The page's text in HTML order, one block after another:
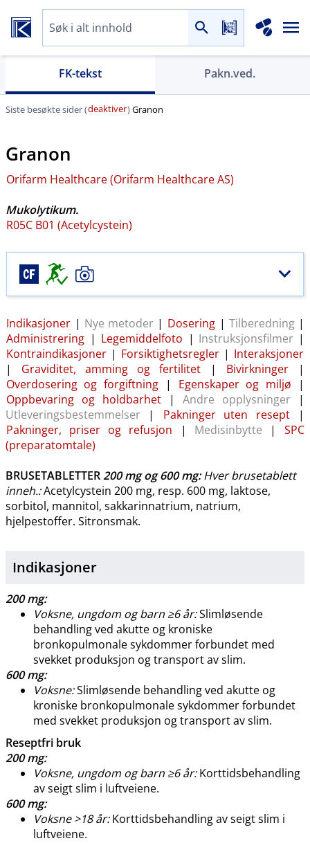
FK-tekst Pakn.ved.
Siste besøkte sider (deaktiver)Granon
Granon
Orifarm Healthcare (Orifarm Healthcare AS)
Mukolytikum.
R05C B01 (Acetylcystein)
Indikasjoner | Nye metoder| Dosering | Tilberedning|
Administrering | Legemiddelfoto | Instruksjonsfilmer |
Kontraindikasjoner | Forsiktighetsregler | Interaksjoner
| Graviditet, amming og fertilitet | Bivirkninger |
Overdosering og forgiftning | Egenskaper og miljø |
Oppbevaring og holdbarhet |Andre opplysninger |
Utleveringsbestemmelser | Pakninger uten resept |
Pakninger, priser og refusjon | Medisinbytte | SPC
(preparatomtale)
BRUSETABLETTER200 mgog600 mg:Hver brusetablett
inneh.:Acetylcystein 200 mg, resp. 600 mg, laktose,
sorbitol, mannitol, sakkarinnatrium, natrium,
hjelpestoffer. Sitronsmak.
Indikasjoner
200 mg:
Voksne, ungdom og barn ≥6 år:Slimløsende
behandling ved akutte og kroniske
bronkopulmonale sykdommer forbundet med
svekket produksjon og transport av slim.
600 mg:
Voksne:Slimløsende behandling ved akutte og
kroniske bronkopulmonale sykdommer forbundet
med svekket produksjon og transport av slim.
Reseptfri bruk
200 mg:
Voksne, ungdom og barn ≥6 år:Korttidsbehandling
av seigt slim i luftveiene.
600 mg:
Voksne >18 år:Korttidsbehandling av seigt slim i
luftveiene.